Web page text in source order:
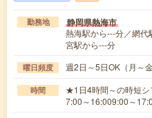
勤務地 静岡県熱海市
熱海駅から---分／網
宮駅から---分
曜日頻度 週2日～5日OK（月
時間
★1日4時間～の時短シ
7:00～16:009:00～